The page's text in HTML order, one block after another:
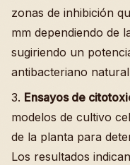
zonas de inhibición
mm dependiendo de
sugiriendo un
antibacteriano
3. Ensayos de
modelos de cultivo
de la planta para
Los resultados